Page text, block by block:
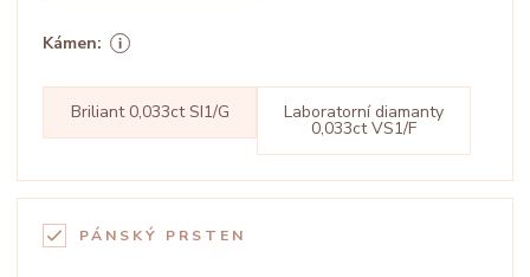
Kámen:
Briliant 0,033ct SI1/G Laboratorní diamanty
0,033ct VS1/F
PÁNSKÝ PRSTEN